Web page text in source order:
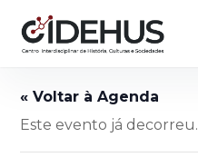
content
Este evento já decorreu.